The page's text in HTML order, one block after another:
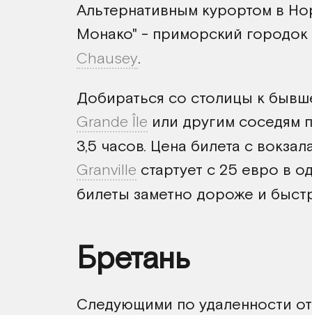
Альтернативным курортом в
Монако" - приморский городок
Chausey.
Добираться со столицы к
Grande Île или другим соседям
3,5 часов. Цена билета с
Granville стартует с 25 евро в
билеты заметно дороже и
Бретань
Следующими по удаленности